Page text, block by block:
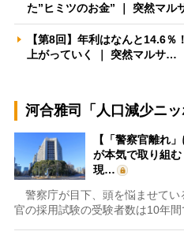
た”ヒミツのお金” ｜ 突然マル
【第8回】年利はなんと14.6
上がっていく ｜ 突然マルサ…
河合雅司「人口減少ニッ
【「警察官離れ
が本気で取り組
現…
警察庁が目下、頭を悩ませてい
官の採用試験の受験者数は10年